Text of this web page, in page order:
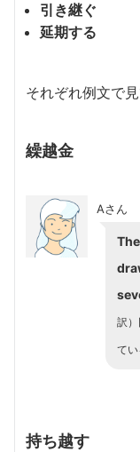
引き継ぐ
延期する
それぞれ例文で
繰越金
Aさん
訳）
てい
持ち越す